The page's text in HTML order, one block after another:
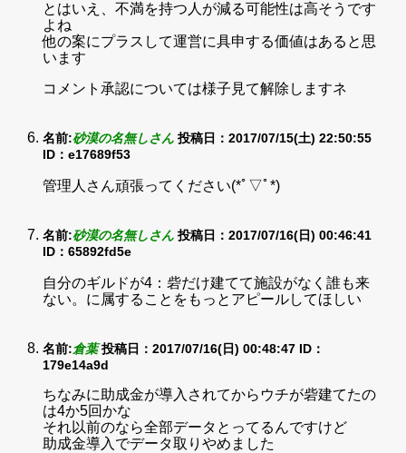
とはいえ、不満を持つ人が減る可能性は高そうです
よね
他の案にプラスして運営に具申する価値はあると思
います
コメント承認については様子見て解除しますネ
名前:砂漠の名無しさん 投稿日：2017/07/15(土) 22:50:55
ID：e17689f53
管理人さん頑張ってください(*ﾟ▽ﾟ*)
名前:砂漠の名無しさん 投稿日：2017/07/16(日) 00:46:41
ID：65892fd5e
自分のギルドが4：砦だけ建てて施設がなく誰も来
ない。に属することをもっとアピールしてほしい
名前:倉葉 投稿日：2017/07/16(日) 00:48:47 ID：
179e14a9d
ちなみに助成金が導入されてからウチが砦建てたの
は4か5回かな
それ以前のなら全部データとってるんですけど
助成金導入でデータ取りやめました